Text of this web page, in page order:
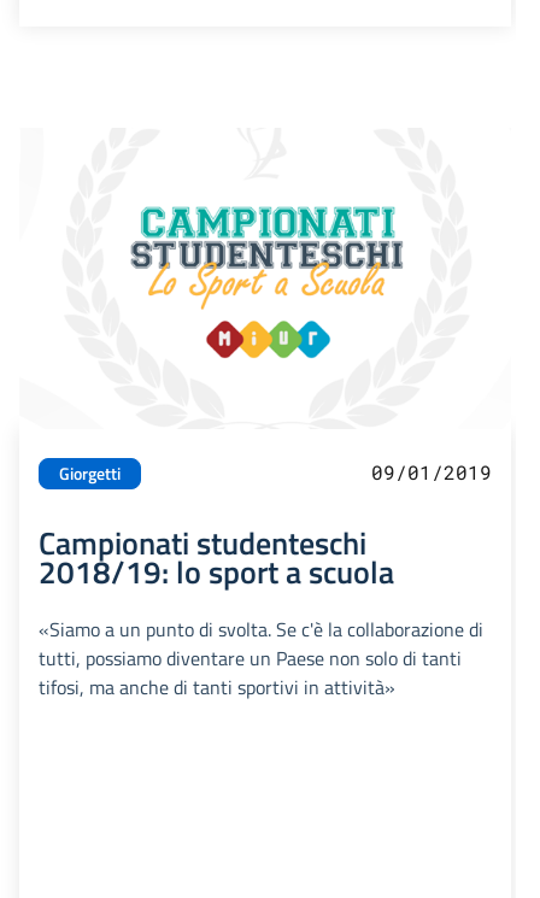
Giorgetti 09/01/2019
Campionati studenteschi
2018/19: lo sport a scuola
«Siamo a un punto di svolta. Se c'è la collaborazione di
tutti, possiamo diventare un Paese non solo di tanti
tifosi, ma anche di tanti sportivi in attività»